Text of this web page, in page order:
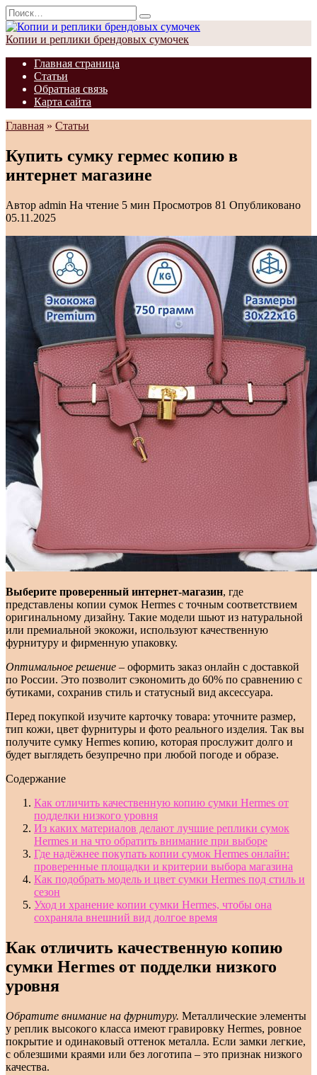
Перейти
к
содержанию
Search
for:
Копии и реплики брендовых сумочек
Главная страница
Статьи
Обратная связь
Карта сайта
Главная » Статьи
Купить сумку гермес копию в
интернет магазине
Автор admin На чтение 5 мин Просмотров 81 Опубликовано
05.11.2025
Выберите проверенный интернет-магазин, где
представлены копии сумок Hermes с точным соответствием
оригинальному дизайну. Такие модели шьют из натуральной
или премиальной экокожи, используют качественную
фурнитуру и фирменную упаковку.
Оптимальное решение – оформить заказ онлайн с доставкой
по России. Это позволит сэкономить до 60% по сравнению с
бутиками, сохранив стиль и статусный вид аксессуара.
Перед покупкой изучите карточку товара: уточните размер,
тип кожи, цвет фурнитуры и фото реального изделия. Так вы
получите сумку Hermes копию, которая прослужит долго и
будет выглядеть безупречно при любой погоде и образе.
Содержание
Как отличить качественную копию сумки Hermes от
подделки низкого уровня
Из каких материалов делают лучшие реплики сумок
Hermes и на что обратить внимание при выборе
Где надёжнее покупать копии сумок Hermes онлайн:
проверенные площадки и критерии выбора магазина
Как подобрать модель и цвет сумки Hermes под стиль и
сезон
Уход и хранение копии сумки Hermes, чтобы она
сохраняла внешний вид долгое время
Как отличить качественную копию
сумки Hermes от подделки низкого
уровня
Обратите внимание на фурнитуру. Металлические элементы
у реплик высокого класса имеют гравировку Hermes, ровное
покрытие и одинаковый оттенок металла. Если замки легкие,
с облезшими краями или без логотипа – это признак низкого
качества.